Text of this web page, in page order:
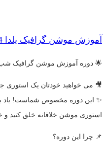
آموزش موشن گرافیک یلدا 1404
🌟 دوره آموزش موشن گرافیک شب
🎥 می خواهید خودتان یک استوری
✨ این دوره مخصوص شماست! یاد
استوری موشن خلاقانه خلق کنید و
📌 چرا این دوره؟